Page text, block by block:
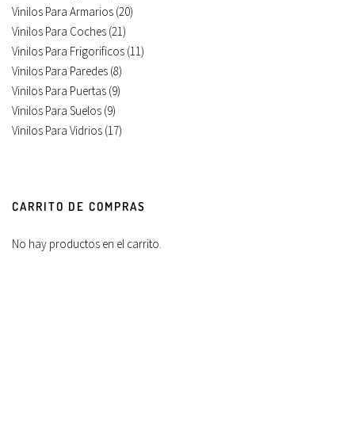
Vinilos Para Armarios (20)
Vinilos Para Coches (21)
Vinilos Para Frigorificos (11)
Vinilos Para Paredes (8)
Vinilos Para Puertas (9)
Vinilos Para Suelos (9)
Vinilos Para Vidrios (17)
CARRITO DE COMPRAS
No hay productos en el carrito.